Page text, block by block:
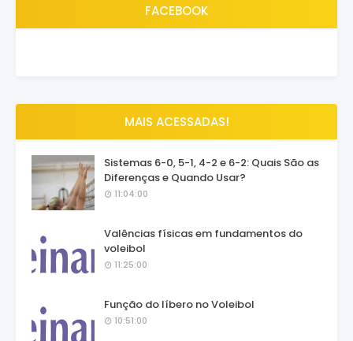
FACEBOOK
MAIS ACESSADAS!
Sistemas 6-0, 5-1, 4-2 e 6-2: Quais São as
Diferenças e Quando Usar?
11:04:00
Valências físicas em fundamentos do
voleibol
11:25:00
Função do líbero no Voleibol
10:51:00